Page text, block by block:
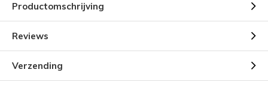
Productomschrijving
Reviews
Verzending